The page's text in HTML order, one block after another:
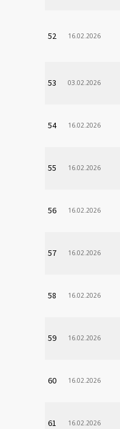
52 16.02.2026
53 03.02.2026
54 16.02.2026
55 16.02.2026
56 16.02.2026
57 16.02.2026
58 16.02.2026
59 16.02.2026
60 16.02.2026
61 16.02.2026